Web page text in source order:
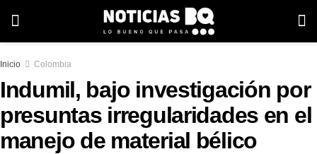
Inicio Colombia
Indumil, bajo investigación por
presuntas irregularidades en el
manejo de material bélico